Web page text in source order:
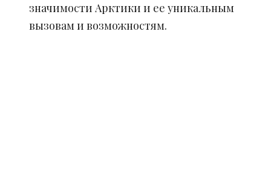
значимости Арктики и ее уникальным
вызовам и возможностям.